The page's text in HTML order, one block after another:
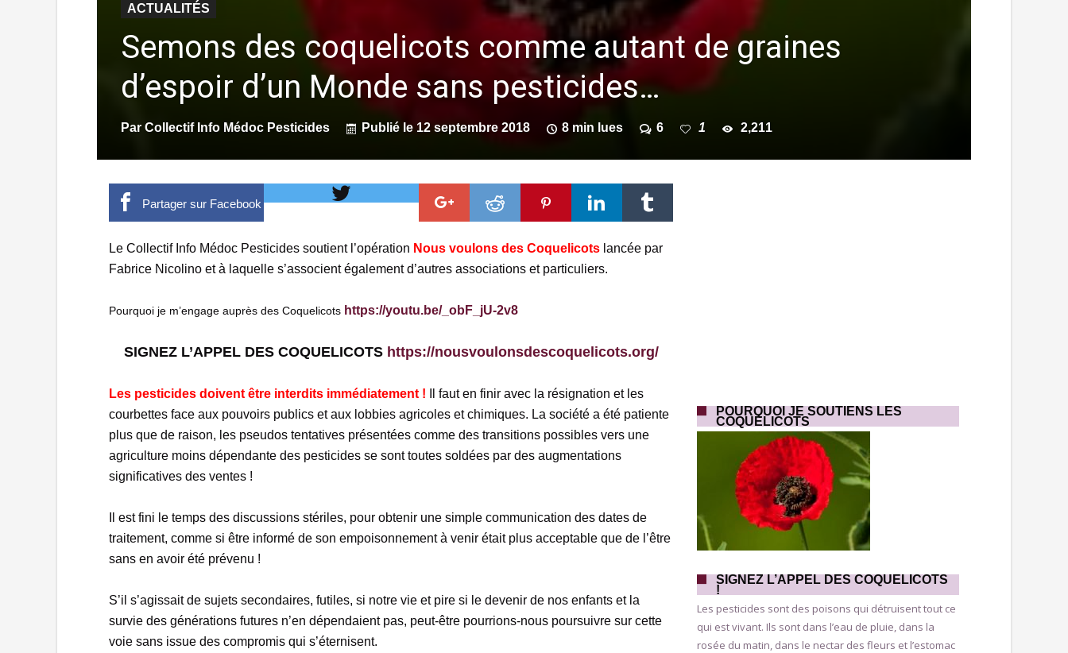
ACTUALITÉS
Semons des coquelicots comme autant de graines
d’espoir d’un Monde sans pesticides…
Par Collectif Info Médoc Pesticides Publié le 12 septembre 2018 8 min lues 6 1 2,211
Partager sur Facebook
Le Collectif Info Médoc Pesticides soutient l’opération Nous voulons des Coquelicots lancée par
Fabrice Nicolino et à laquelle s’associent également d’autres associations et particuliers.
Pourquoi je m’engage auprès des Coquelicots https://youtu.be/_obF_jU-2v8
SIGNEZ L’APPEL DES COQUELICOTS https://nousvoulonsdescoquelicots.org/
Les pesticides doivent être interdits immédiatement ! Il faut en finir avec la résignation et les
courbettes face aux pouvoirs publics et aux lobbies agricoles et chimiques. La société a été patiente
plus que de raison, les pseudos tentatives présentées comme des transitions possibles vers une
agriculture moins dépendante des pesticides se sont toutes soldées par des augmentations
significatives des ventes !
Il est fini le temps des discussions stériles, pour obtenir une simple communication des dates de
traitement, comme si être informé de son empoisonnement à venir était plus acceptable que de l’être
sans en avoir été prévenu !
S’il s’agissait de sujets secondaires, futiles, si notre vie et pire si le devenir de nos enfants et la
survie des générations futures n’en dépendaient pas, peut-être pourrions-nous poursuivre sur cette
voie sans issue des compromis qui s’éternisent.
POURQUOI JE SOUTIENS LES
COQUELICOTS
SIGNEZ L’APPEL DES COQUELICOTS
!
Les pesticides sont des poisons qui détruisent tout ce
qui est vivant. Ils sont dans l’eau de pluie, dans la
rosée du matin, dans le nectar des fleurs et l’estomac